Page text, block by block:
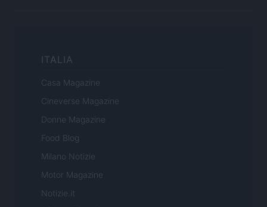
ITALIA
Casa Magazine
Cineverse Magazine
Donne Magazine
Food Blog
Milano Notizie
Motor Magazine
Notizie.it